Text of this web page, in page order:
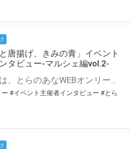
と唐揚げ、きみの青」イベント
タビュー-マルシェ編vol.2-
こんにちは、とらのあなWEBオンリー運営スタッフです。 新たにお届けする、イベント主催者インタビュー-マルシェ編-は、 とらのあなWEBオンリー「マルシェ」をご利用の主催様に 「マルシェ」を使ってイベントを開催した感想や心がけをお聞きする企画です。 今回は、WEBオンリー初開催「駄菓子と唐揚げ、きみの青」より、 主催のぎこ六屋様にお話を伺いました。 協力：ぎこ六屋様／イベント公式Twitter（@krkgwks） とらのあなWEBオンリー「マルシェ」とは？ WEBオンリーでリアルタイムでコミュニケーションがとれるオンライン会場です。
ー #イベント主催者インタビュー #とら